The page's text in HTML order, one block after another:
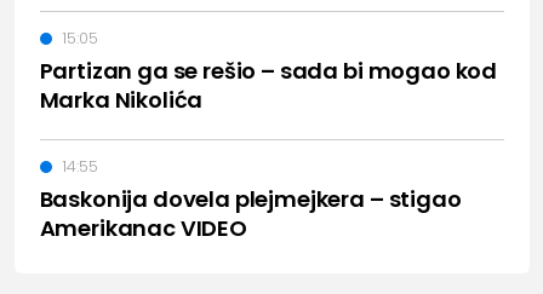
Partizan ga se rešio – sada bi mogao kod
Marka Nikolića
15:05
Baskonija dovela plejmejkera – stigao
Amerikanac VIDEO
14:55